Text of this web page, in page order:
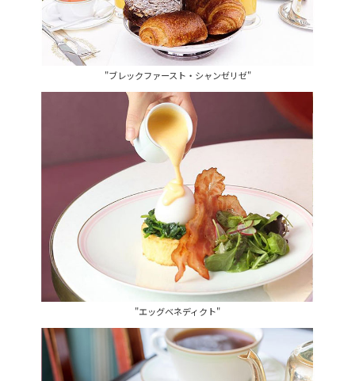
"ブレックファースト・シャンゼリゼ"
"エッグベネディクト"